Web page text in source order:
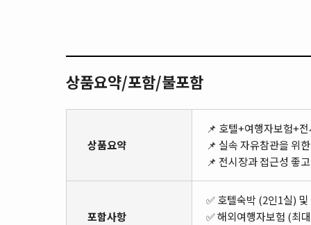
상품요약/포함/불포함
상품요약
📌 호텔+여행자보험+
📌 실속 자유참관을 위
📌 전시장과 접근성 좋
포함사항
✅ 호텔숙박 (2인1실)
✅ 해외여행자보험 (최